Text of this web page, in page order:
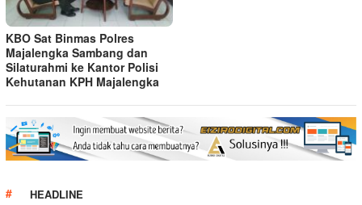
KBO Sat Binmas Polres
Majalengka Sambang dan
Silaturahmi ke Kantor Polisi
Kehutanan KPH Majalengka
HEADLINE